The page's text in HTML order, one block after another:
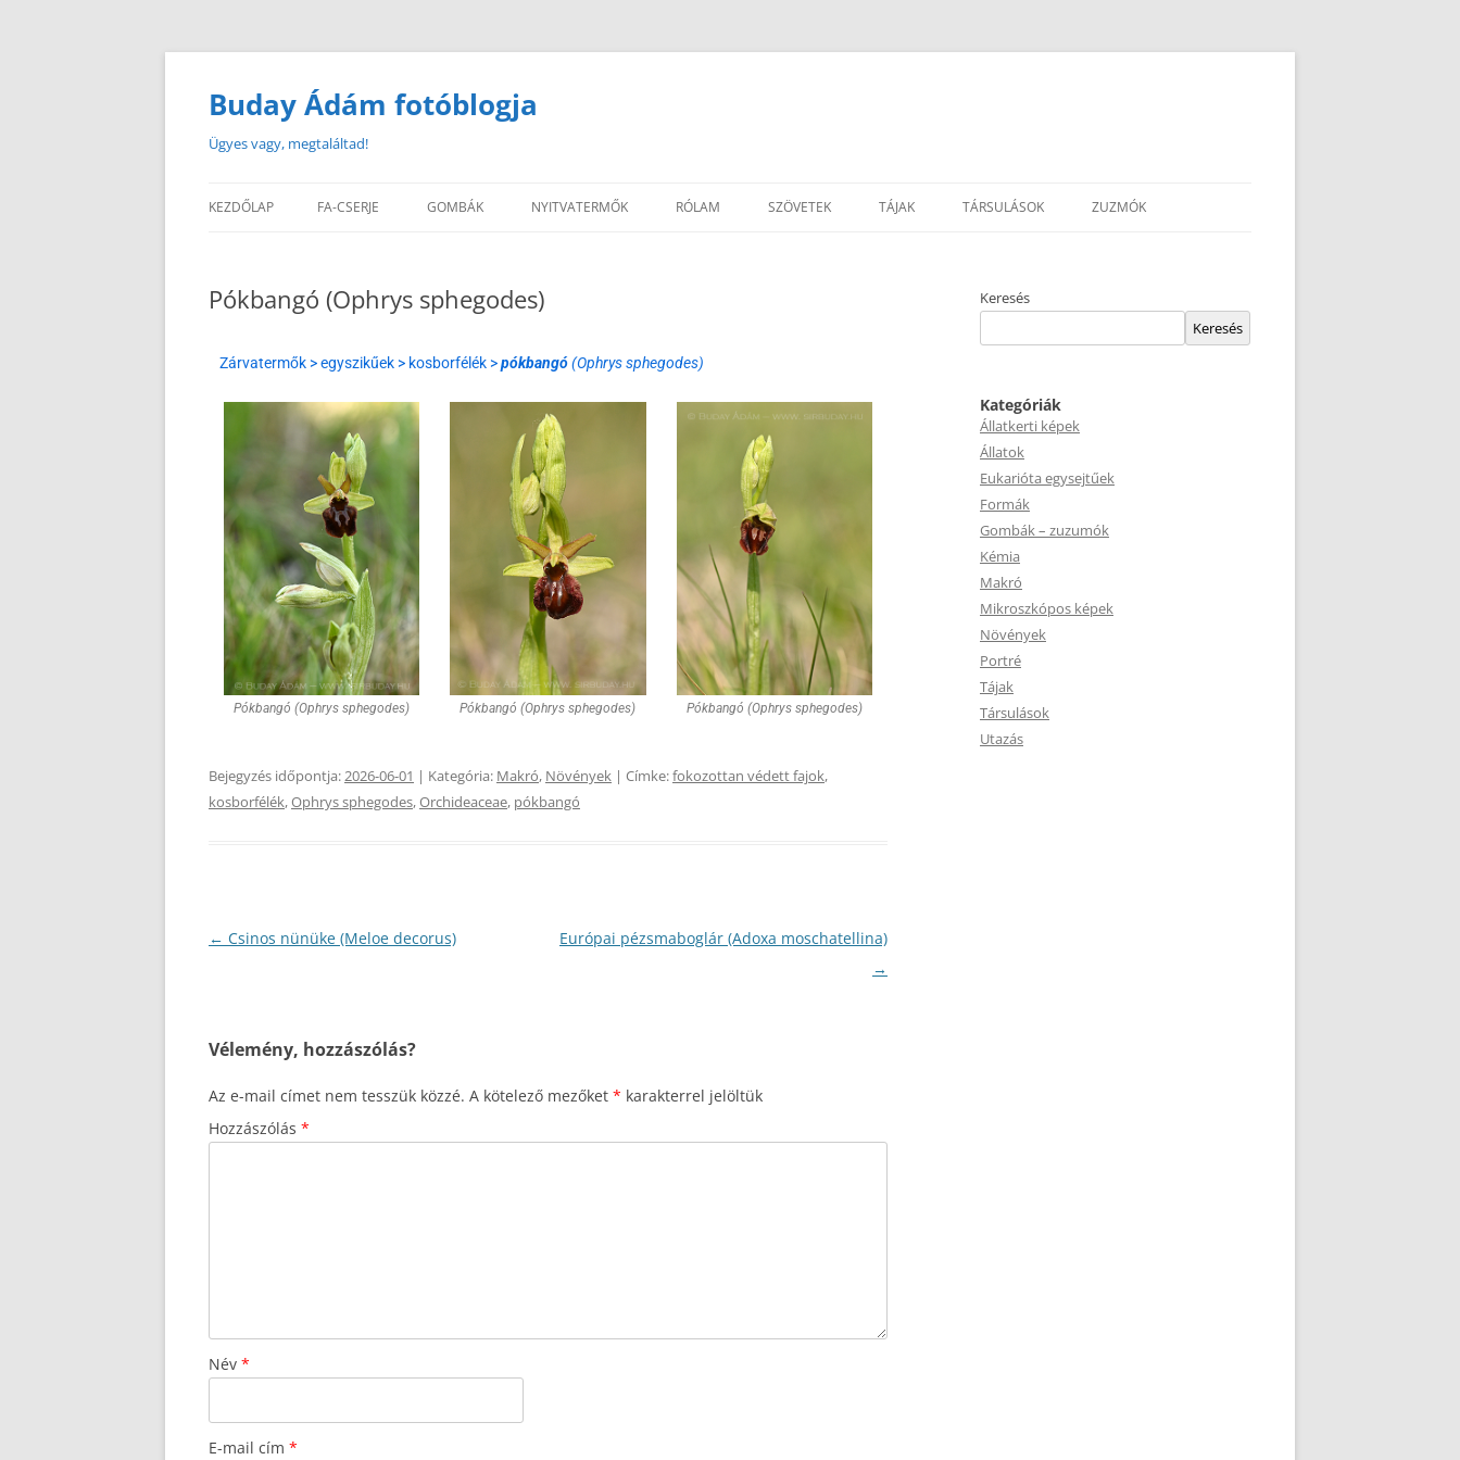
Buday Ádám fotóblogja
Ügyes vagy, megtaláltad!
KEZDŐLAP FA-CSERJE GOMBÁK NYITVATERMŐK RÓLAM SZÖVETEK TÁJAK TÁRSULÁSOK ZUZMÓK
Pókbangó (Ophrys sphegodes)
Zárvatermők > egyszikűek > kosborfélék >pókbangó(Ophrys sphegodes)
Pókbangó (Ophrys sphegodes) Pókbangó (Ophrys sphegodes) Pókbangó (Ophrys sphegodes)
Bejegyzés időpontja:2026-06-01 | Kategória: Makró, Növények | Címke:fokozottan védett fajok,
kosborfélék,Ophrys sphegodes,Orchideaceae, pókbangó
Bejegyzés
← Csinos nünüke (Meloe decorus)
Európai pézsmaboglár (Adoxa moschatellina)
→
Vélemény, hozzászólás?
Az e-mail címet nem tesszük közzé. A kötelező mezőket * karakterrel jelöltük
Hozzászólás *
Név *
E-mail cím *
Keresés
Keresés
Kategóriák
Állatkerti képek
Állatok
Eukarióta egysejtűek
Formák
Gombák – zuzumók
Kémia
Makró
Mikroszkópos képek
Növények
Portré
Tájak
Társulások
Utazás